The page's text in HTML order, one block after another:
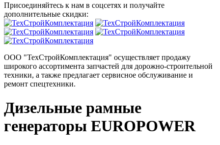
Присоединяйтесь к нам в соцсетях и получайте
дополнительные скидки:
ООО "ТехСтройКомплектация" осуществляет продажу
широкого ассортимента запчастей для дорожно-строительной
техники, а также предлагает сервисное обслуживание и
ремонт спецтехники.
Дизельные рамные
генераторы EUROPOWER